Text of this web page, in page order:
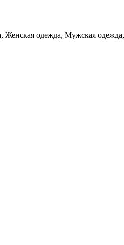
одежда, Мужская